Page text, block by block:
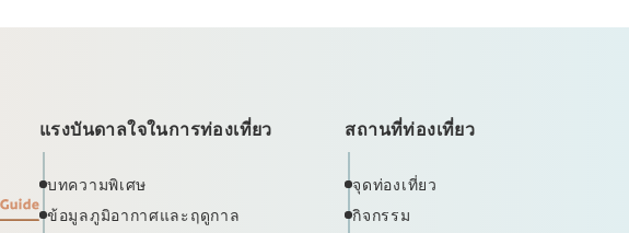
แรงบันดาลใจในการท่องเที่ยว
บทความพิเศษ
ข้อมูลภูมิอากาศและฤดูกาล
สถานที่ท่องเที่ยว
จุดท่องเที่ยว
กิจกรรม